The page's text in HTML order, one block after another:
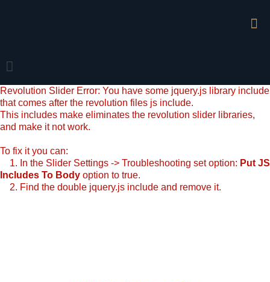
Revolution Slider Error: You have some jquery.js library include
that comes after the revolution files js include.
This includes make eliminates the revolution slider libraries,
and make it not work.
To fix it you can:
1. In the Slider Settings -> Troubleshooting set option: Put JS
Includes To Body option to true.
2. Find the double jquery.js include and remove it.